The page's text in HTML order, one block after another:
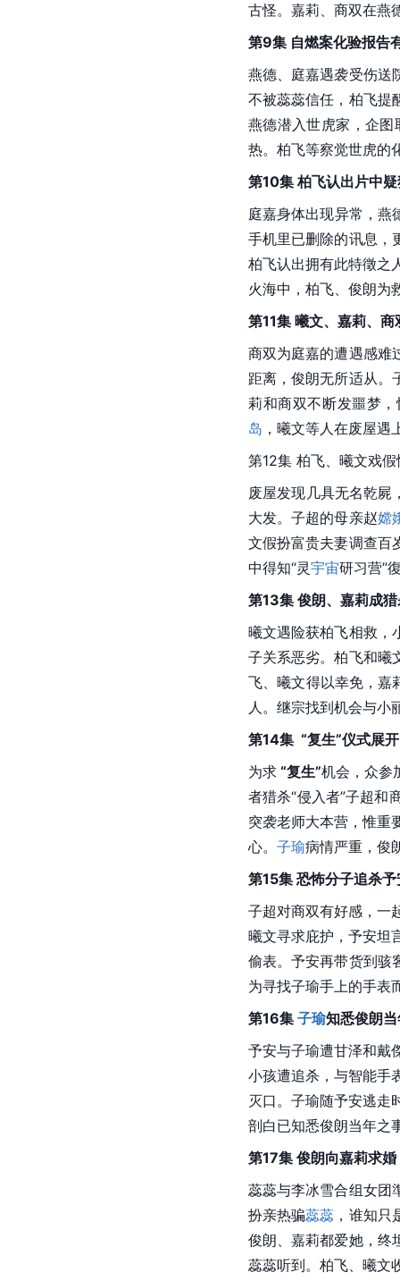
古怪。嘉莉、商双在燕
第9集 自燃案化验报告
燕德、庭嘉遇袭受伤送
不被蕊蕊信任，柏飞提
燕德潜入世虎家，企
热。柏飞等察觉世虎的
第10集 柏飞认出片中
庭嘉身体出现异常，燕
手机里已删除的讯息，
柏飞认出拥有此特徵之
火海中，柏飞、俊朗为
第11集 曦文、嘉莉、商
商双为庭嘉的遭遇感难
距离，俊朗无所适从。
莉和商双不断发噩梦
岛 ，曦文等人在废屋
第12集 柏飞、曦文戏假
废屋发现几具无名乾屍
大发。子超的母亲赵嫦
文假扮富贵夫妻调查百
中得知“灵宇宙研习营”
第13集 俊朗、嘉莉成
曦文遇险获柏飞相救，
子关系恶劣。柏飞和曦
飞、曦文得以幸免，嘉
人。继宗找到机会与小
第14集  “复生”仪式展开
为求 “复生”机会，众参
者猎杀“侵入者”子超和
突袭老师大本营，惟重
心。 子瑜病情严重，俊
第15集 恐怖分子追杀予
子超对商双有好感，一
曦文寻求庇护，予安坦
偷表。予安再带货到骇
为寻找子瑜手上的手表
第16集 子瑜知悉俊朗
予安与子瑜遭甘泽和戴
小孩遭追杀，与智能手
灭口。子瑜随予安逃走
剖白已知悉俊朗当年之
第17集 俊朗向嘉莉求婚
蕊蕊与李冰雪合组女团
扮亲热骗蕊蕊 ，谁知
俊朗、嘉莉都爱她，终
蕊蕊听到。柏飞、曦文